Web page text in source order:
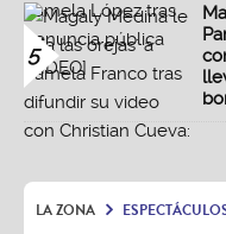
5
LA ZONA